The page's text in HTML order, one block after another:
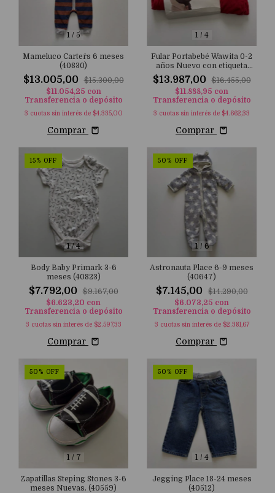
1/ 5
Mameluco Carter´s 6 meses
(40830)
$13.005,00
$15.300,00
$11.054,25 con
Transferencia o depósito
3 cuotas sin interés de $4.335,00
Comprar
1/ 4
Fular Portabebé Wawita 0-2
años Nuevo con etiqueta
(40826)
$13.987,00
$16.455,00
$11.888,95 con
Transferencia o depósito
3 cuotas sin interés de $4.662,33
Comprar
1/4
15% OFF
Body Baby Primark 3-6
meses (40823)
$7.792,00
$9.167,00
$6.623,20 con
Transferencia o depósito
3 cuotas sin interés de $2.597,33
Comprar
1 / 6
50 % OFF
Astronauta Place 6-9 meses
(40647)
$7.145,00
$14.290,00
$6.073,25 con
Transferencia o depósito
3 cuotas sin interés de $2.381,67
Comprar
1 / 7
50 % OFF
Zapatillas Steping Stones 3-6
meses Nuevas. (40559)
1/ 4
50 % OFF
Jegging Place 18-24 meses
(40512)